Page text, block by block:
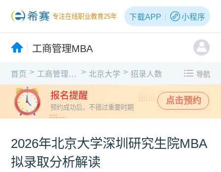
专注在线职业教育25年 下载APP 小程序
工商管理MBA
首页 > 工商管理MBA > 北京大学 > 招录人数 导航
报名提醒
预约成功后，不错过重要时期
点击预约
2026年北京大学深圳研究生院MBA
拟录取分析解读